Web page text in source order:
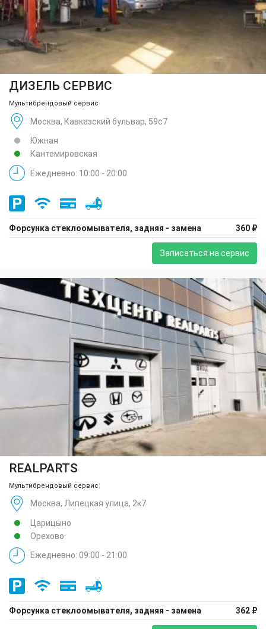
ДИЗЕЛЬ СЕРВИС
Мультибрендовый сервис
Москва, Кавказский бульвар, 59с7
Южная
Кантемировская
Ежедневно: 10:00 - 20:00
Форсунка стеклоомывателя, задняя - замена 360 ₽
Записаться на сервис
REALPARTS
Мультибрендовый сервис
Москва, Липецкая улица, 2к7
Царицыно
Орехово
Ежедневно: 09:00 - 21:00
Форсунка стеклоомывателя, задняя - замена 362 ₽